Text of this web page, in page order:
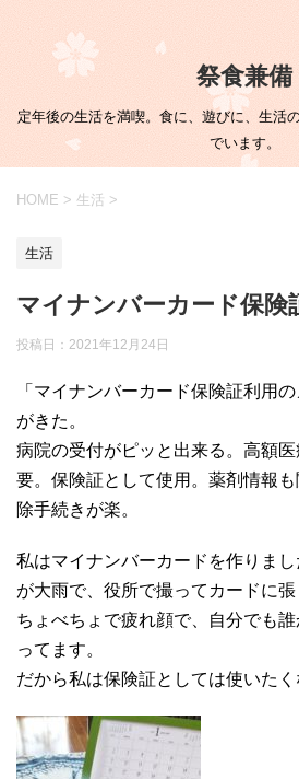
祭食兼備
定年後の生活を満喫。食に、遊びに、生活
でいます。
HOME > 生活 >
生活
マイナンバーカード保険
投稿日： 2021年12月24日
「マイナンバーカード保険証利用
がきた。
病院の受付がピッと出来る。高額
要。保険証として使用。薬剤情報
除手続きが楽。
私はマイナンバーカードを作りま
が大雨で、役所で撮ってカードに
ちょべちょで疲れ顔で、自分でも
ってます。
だから私は保険証としては使いたく